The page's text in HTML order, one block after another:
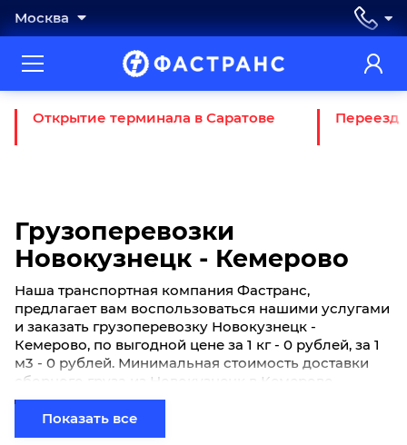
Москва
Открытие терминала в Саратове Переезд
Грузоперевозки
Новокузнецк - Кемерово
Наша транспортная компания Фастранс,
предлагает вам воспользоваться нашими услугами
и заказать грузоперевозку Новокузнецк -
Кемерово, по выгодной цене за 1 кг - 0 рублей, за 1
м3 - 0 рублей. Минимальная стоимость доставки
сборного груза из Новокузнецк в Кемерово
начинается от 0 рублей. Если вы хотите отправить
свой груз сборной партией по готовому маршруту
в Кемерово и у вас возникли вопросы, свяжитесь с
Показать все